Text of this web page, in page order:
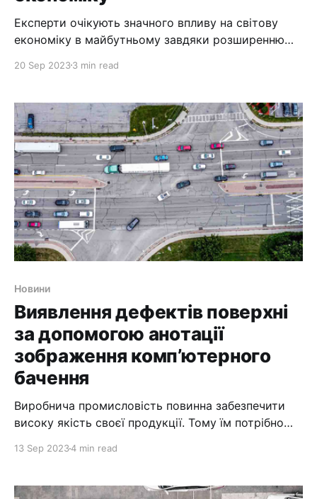
Експерти очікують значного впливу на світову
економіку в майбутньому завдяки розширенню
наслідки підуть на користь економіці чи родинам.
враховувати недоліки розширення ШІ. Лише
роблячи це, вони також можуть знайти способи
зменшити будь-який негативний вплив. Штучний
інтелект,
20 Sep 20233 min read
Новини
Виявлення дефектів поверхні
за допомогою анотації
зображення комп’ютерного
бачення
Виробнича промисловість повинна забезпечити
високу якість своєї продукції. Тому їм потрібно
якості (QC) є важливим для багатьох виробничих
якості. Але це займає багато часу та потребує
13 Sep 20234 min read